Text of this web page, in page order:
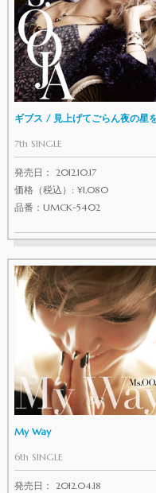
ギブス / 見上げてごらん夜の星
7th SINGLE
発売日： 2012.10.17
価格（税込）: ¥1,080
品番：UMCK-5402
My Way
6th SINGLE
発売日： 2012.04.18